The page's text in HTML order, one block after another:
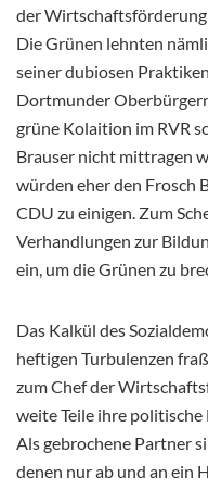
der Wirtschaftsförderung
Die Grünen lehnten
seiner dubiosen
Dortmunder
grüne Kolaition im RVR
Brauser nicht mittragen
würden eher den Frosch
CDU zu einigen. Zum
Verhandlungen zur
ein, um die Grünen zu
Das Kalkül des
heftigen Turbulenzen
zum Chef der
weite Teile ihre
Als gebrochene Partner
denen nur ab und an ein